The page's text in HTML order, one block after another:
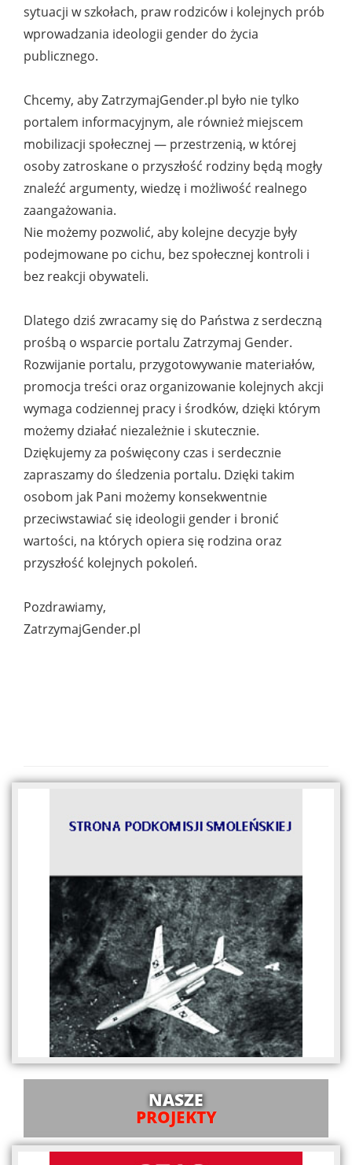
sytuacji w szkołach, praw rodziców i kolejnych prób
wprowadzania ideologii gender do życia
publicznego.
Chcemy, aby ZatrzymajGender.pl było nie tylko
portalem informacyjnym, ale również miejscem
mobilizacji społecznej — przestrzenią, w której
osoby zatroskane o przyszłość rodziny będą mogły
znaleźć argumenty, wiedzę i możliwość realnego
zaangażowania.
Nie możemy pozwolić, aby kolejne decyzje były
podejmowane po cichu, bez społecznej kontroli i
bez reakcji obywateli.
Dlatego dziś zwracamy się do Państwa z serdeczną
prośbą o wsparcie portalu Zatrzymaj Gender.
Rozwijanie portalu, przygotowywanie materiałów,
promocja treści oraz organizowanie kolejnych akcji
wymaga codziennej pracy i środków, dzięki którym
możemy działać niezależnie i skutecznie.
Dziękujemy za poświęcony czas i serdecznie
zapraszamy do śledzenia portalu. Dzięki takim
osobom jak Pani możemy konsekwentnie
przeciwstawiać się ideologii gender i bronić
wartości, na których opiera się rodzina oraz
przyszłość kolejnych pokoleń.
Pozdrawiamy,
ZatrzymajGender.pl
NASZE
PROJEKTY